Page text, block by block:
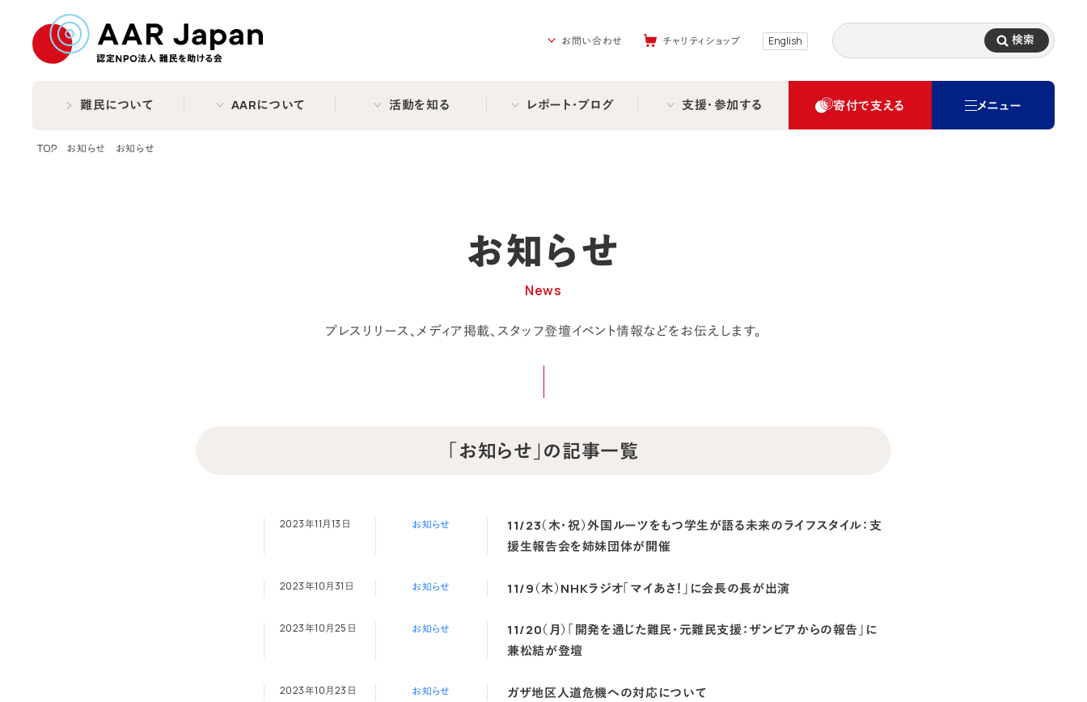
お問い合わせ
チャリティショップ English 検索
難民について AARについて 活動を知る レポート・ブログ 支援・参加する 寄付で支える メニュー
TOP お知らせ お知らせ
お知らせ
News
プレスリリース、メディア掲載、 スタッフ登壇イベント情報などをお伝えします。
「お知らせ」の記事一覧
11/23（木・祝）外国ルーツをもつ学生が語る未来のライフスタイル：支
援生報告会を姉妹団体が開催
2023年11月13日 お知らせ
11/9（木）NHKラジオ「マイあさ！」に会長の長が出演
2023年10月31日 お知らせ
11/20（月）「開発を通じた難民・元難民支援：ザンビアからの報告」に
兼松結が登壇
2023年10月25日 お知らせ
ガザ地区人道危機への対応について
2023年10月23日 お知らせ